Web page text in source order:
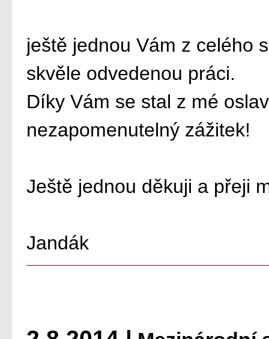
ještě jednou Vám z celého
skvěle odvedenou práci.
Díky Vám se stal z mé
nezapomenutelný zážitek!
Ještě jednou děkuji a přeji
Jandák